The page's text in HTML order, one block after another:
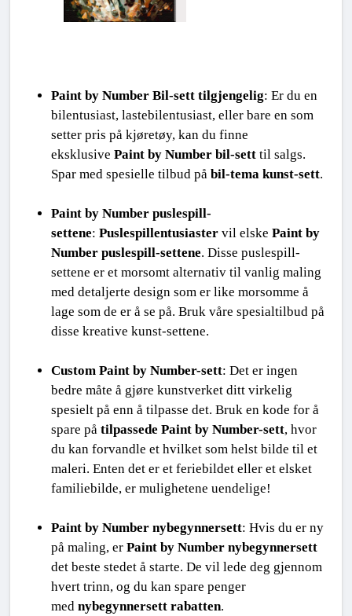
Paint by Number Bil-sett tilgjengelig: Er du en
bilentusiast, lastebilentusiast, eller bare en som
setter pris på kjøretøy, kan du finne
eksklusive Paint by Number bil-sett til salgs.
Spar med spesielle tilbud på bil-tema kunst-sett.
Paint by Number puslespill-
settene: Puslespillentusiaster vil elske Paint by
Number puslespill-settene. Disse puslespill-
settene er et morsomt alternativ til vanlig maling
med detaljerte design som er like morsomme å
lage som de er å se på. Bruk våre spesialtilbud på
disse kreative kunst-settene.
Custom Paint by Number-sett: Det er ingen
bedre måte å gjøre kunstverket ditt virkelig
spesielt på enn å tilpasse det. Bruk en kode for å
spare på tilpassede Paint by Number-sett, hvor
du kan forvandle et hvilket som helst bilde til et
maleri. Enten det er et feriebildet eller et elsket
familiebilde, er mulighetene uendelige!
Paint by Number nybegynnersett: Hvis du er ny
på maling, er Paint by Number nybegynnersett
det beste stedet å starte. De vil lede deg gjennom
hvert trinn, og du kan spare penger
med nybegynnersett rabatten.